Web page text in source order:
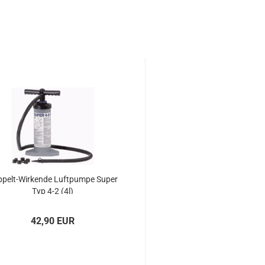
​​Wir­ken­de Luft­pum­pe Super
Typ 4-2 (4l)
42,90 EUR